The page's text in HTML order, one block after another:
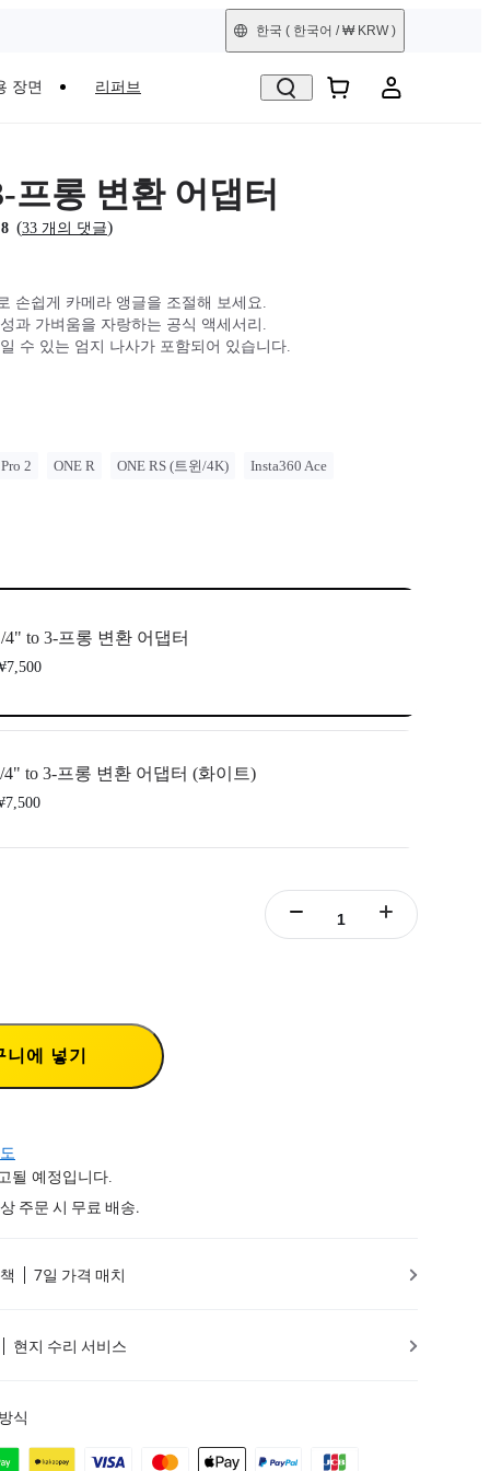
한국 ( 한국어 / ₩ KRW )
장면 리퍼브
프롱 변환 어댑터
(33 개의 댓글)
손쉽게 카메라 앵글을 조절해 보세요.
과 가벼움을 자랑하는 공식 액세서리.
수 있는 엄지 나사가 포함되어 있습니다.
2 ONE R ONE RS (트윈/4K) Insta360 Ace
4" to 3-프롱 변환 어댑터
4" to 3-프롱 변환 어댑터 (화이트)
니에 넣기
될 예정입니다.
주문 시 무료 배송.
7일 가격 매치
현지 수리 서비스
식